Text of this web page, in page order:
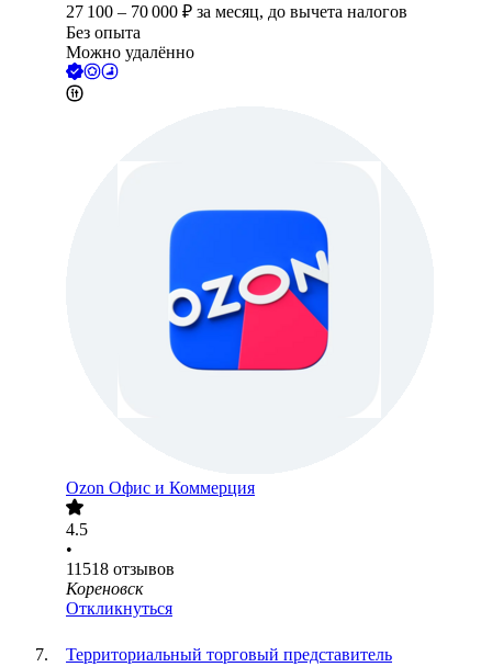
27 100 – 70 000 ₽ за месяц, до вычета налогов
Без опыта
Можно удалённо
Ozon Офис и Коммерция
4.5
•
11518 отзывов
Кореновск
Откликнуться
Территориальный торговый представитель